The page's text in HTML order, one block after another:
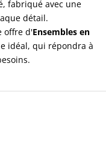
fabriqué avec une
détail.
offre d'Ensembles en
idéal, qui répondra à